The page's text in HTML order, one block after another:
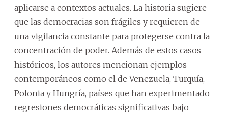
aplicarse a contextos actuales. La historia sugiere
que las democracias son frágiles y requieren de
una vigilancia constante para protegerse contra la
concentración de poder. Además de estos casos
históricos, los autores mencionan ejemplos
contemporáneos como el de Venezuela, Turquía,
Polonia y Hungría, países que han experimentado
regresiones democráticas significativas bajo